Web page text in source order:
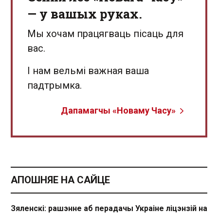
— у вашых руках.
Мы хочам працягваць пісаць для
вас.
І нам вельмі важная ваша
падтрымка.
Дапамагчы «Новаму Часу»
АПОШНЯЕ НА САЙЦЕ
Зяленскі: рашэнне аб перадачы Украіне ліцэнзій на